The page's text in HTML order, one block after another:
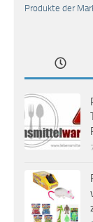
Produkte der